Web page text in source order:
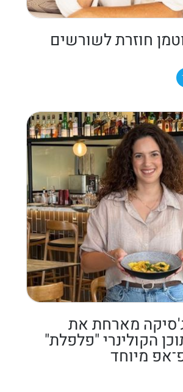
חוזרת לשורשים
מארחת את
הקולינרי "פלפלת"
מיוחד